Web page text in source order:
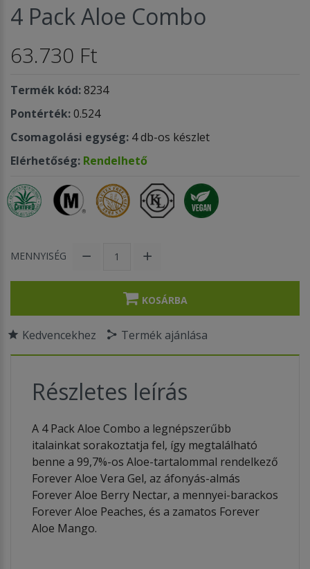
4 Pack Aloe Combo
63.730 Ft
Termék kód:8234
Pontérték:0.524
Csomagolási egység: 4 db-os készlet
Elérhetőség: Rendelhető
MENNYISÉG
KOSÁRBA
Kedvencekhez Termék ajánlása
Részletes leírás
A 4 Pack Aloe Combo a legnépszerűbb
italainkat sorakoztatja fel, így megtalálható
benne a 99,7%-os Aloe-tartalommal rendelkező
Forever Aloe Vera Gel, az áfonyás-almás
Forever Aloe Berry Nectar, a mennyei-barackos
Forever Aloe Peaches, és a zamatos Forever
Aloe Mango.